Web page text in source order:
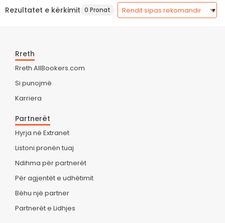
Rezultatet e kërkimit 0 Pronat
Rreth
Rreth AllBookers.com
Si punojmë
Karriera
Partnerët
Hyrja në Extranet
Listoni pronën tuaj
Ndihma për partnerët
Për agjentët e udhëtimit
Bëhu një partner
Partnerët e Lidhjes